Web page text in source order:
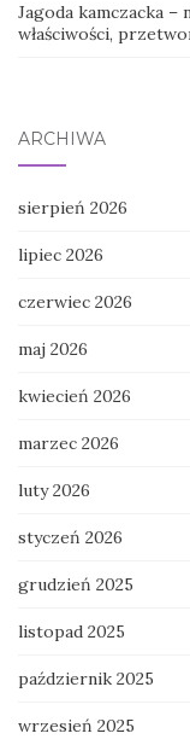
Jagoda kamczacka
właściwości,
ARCHIWA
sierpień 2026
lipiec 2026
czerwiec 2026
maj 2026
kwiecień 2026
marzec 2026
luty 2026
styczeń 2026
grudzień 2025
listopad 2025
październik 2025
wrzesień 2025